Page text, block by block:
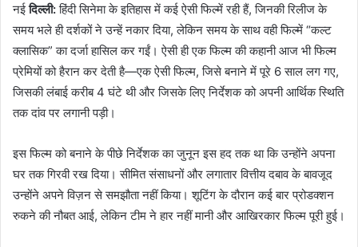
नईदिल्ली:हिंदी सिनेमा के इतिहास में कई ऐसी फिल्में रही हैं, जिनकी रिलीज के
समय भले ही दर्शकों ने उन्हें नकार दिया, लेकिन समय के साथ वही फिल्में “कल्ट
क्लासिक” का दर्जा हासिल कर गईं। ऐसी ही एक फिल्म की कहानी आज भी फिल्म
प्रेमियों को हैरान कर देती है—एक ऐसी फिल्म, जिसे बनाने में पूरे 6 साल लग गए,
जिसकी लंबाई करीब 4 घंटे थी और जिसके लिए निर्देशक को अपनी आर्थिक स्थिति
तक दांव पर लगानी पड़ी।
इस फिल्म को बनाने के पीछे निर्देशक का जुनून इस हद तक था कि उन्होंने अपना
घर तक गिरवी रख दिया। सीमित संसाधनों और लगातार वित्तीय दबाव के बावजूद
उन्होंने अपने विज़न से समझौता नहीं किया। शूटिंग के दौरान कई बार प्रोडक्शन
रुकने की नौबत आई, लेकिन टीम ने हार नहीं मानी और आखिरकार फिल्म पूरी हुई।